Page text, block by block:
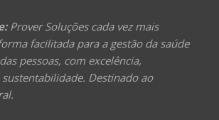
Prover Soluções cada vez mais
facilitada para a gestão da saúde
pessoas, com excelência,
Destinado ao